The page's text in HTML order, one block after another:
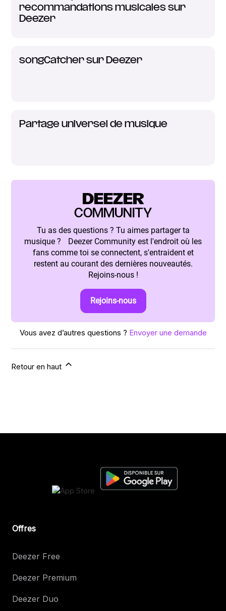
recommandations musicales sur
Deezer
songCatcher sur Deezer
Partage universel de musique
DEEZER
COMMUNITY
Tu as des questions ? Tu aimes partager ta
musique ? Deezer Community est l'endroit où les
fans comme toi se connectent, s'entraident et
restent au courant des dernières nouveautés.
Rejoins-nous !
Rejoins-nous
Vous avez d’autres questions ? Envoyer une demande
Retour en haut
Offres
Deezer Free
Deezer Premium
Deezer Duo